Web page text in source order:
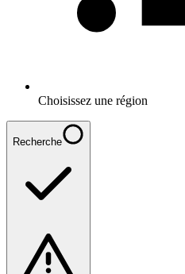
Choisissez une région
Recherche